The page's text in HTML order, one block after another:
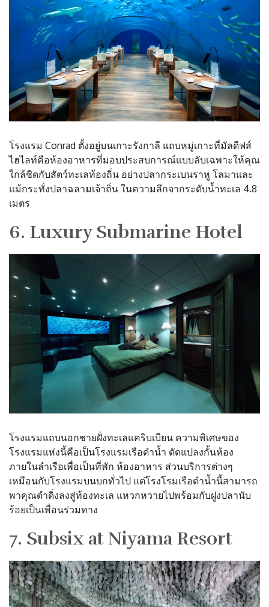
โรงแรม Conrad ตั้งอยู่บนเกาะรังกาลี แถบหมู่เกาะที่มัลดีฟส์
ไฮไลท์คือห้องอาหารที่มอบประสบการณ์แบบลับเฉพาะให้คุณ
ใกล้ชิดกับสัตว์ทะเลท้องถิ่น อย่างปลากระเบนราหู โลมาและ
แม้กระทั่งปลาฉลามเจ้าถิ่น ในความลึกจากระดับน้ำทะเล 4.8
เมตร
6. Luxury Submarine Hotel
โรงแรมแถบนอกชายฝั่งทะเลแคริบเบียน ความพิเศษของ
โรงแรมแห่งนี้คือเป็นโรงแรมเรือดำน้ำ ดัดแปลงกั้นห้อง
ภายในลำเรือเพื่อเป็นที่พัก ห้องอาหาร ส่วนบริการต่างๆ
เหมือนกับโรงแรมบนบกทั่วไป แต่โรงโรมเรือดำน้ำนี้สามารถ
พาคุณดำดิ่งลงสู่ท้องทะเล แหวกหวายไปพร้อมกับฝูงปลานับ
ร้อยเป็นเพื่อนร่วมทาง
7. Subsix at Niyama Resort